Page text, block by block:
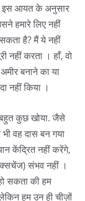
इस आयत के अनुसार
हमारे लिए नहीं
है? मैं ये नहीं
नहीं करता । हाँ, वो
बनाने का या
नहीं किया ।
कुछ खोया. जैसे
वह दास बन गया
केंद्रित नहीं करेंगे,
संभव नहीं ।
सकता की हम
हम उन ही चीज़ों